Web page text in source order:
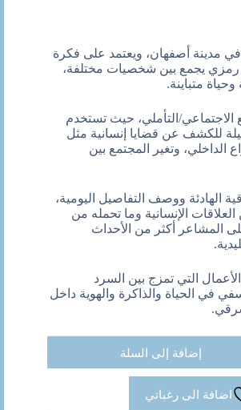
في مدينة أصفهان، ويعتمد على فكرة
يجمع بين شخصيات مختلفة،
متباينة.
الاجتماعي/التأملي، حيث تستخدم
للكشف عن قضايا إنسانية مثل
الداخلي، وتغير المجتمع بين
الهادئة ووصف التفاصيل اليومية،
الإنسانية وما تحمله من
المشاعر أكثر من الأحداث
التي تمزج بين السرد
في الحياة والذاكرة والهوية داخل
إضافة إلى السلة
اضافة الى رغباتي